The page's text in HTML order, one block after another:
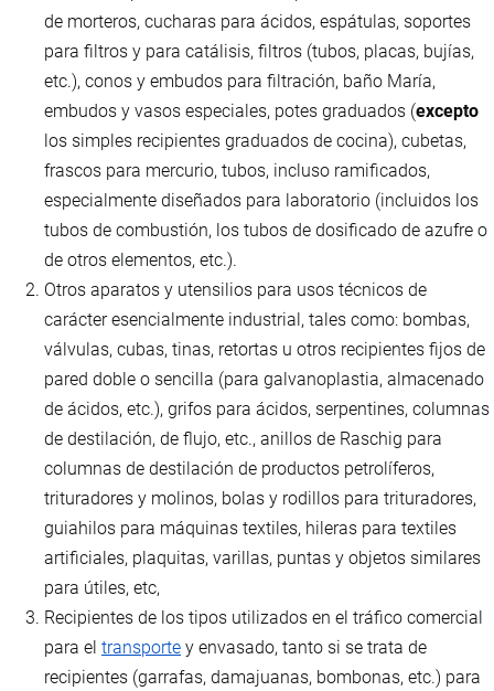
de morteros, cucharas para ácidos, espátulas, soportes
para filtros y para catálisis, filtros (tubos, placas, bujías,
etc.), conos y embudos para filtración, baño María,
embudos y vasos especiales, potes graduados (excepto
los simples recipientes graduados de cocina), cubetas,
frascos para mercurio, tubos, incluso ramificados,
especialmente diseñados para laboratorio (incluidos los
tubos de combustión, los tubos de dosificado de azufre o
de otros elementos, etc.).
Otros aparatos y utensilios para usos técnicos de
carácter esencialmente industrial, tales como: bombas,
válvulas, cubas, tinas, retortas u otros recipientes fijos de
pared doble o sencilla (para galvanoplastia, almacenado
de ácidos, etc.), grifos para ácidos, serpentines, columnas
de destilación, de flujo, etc., anillos de Raschig para
columnas de destilación de productos petrolíferos,
trituradores y molinos, bolas y rodillos para trituradores,
guiahilos para máquinas textiles, hileras para textiles
artificiales, plaquitas, varillas, puntas y objetos similares
para útiles, etc,
Recipientes de los tipos utilizados en el tráfico comercial
para el transporte y envasado, tanto si se trata de
recipientes (garrafas, damajuanas, bombonas, etc.) para